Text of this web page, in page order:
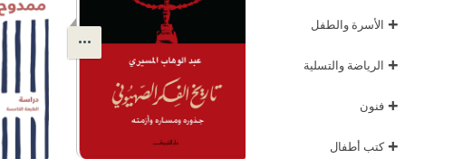
+ الأسرة والطفل
+ الرياضة والتسلية
+ فنون
+كتب أطفال